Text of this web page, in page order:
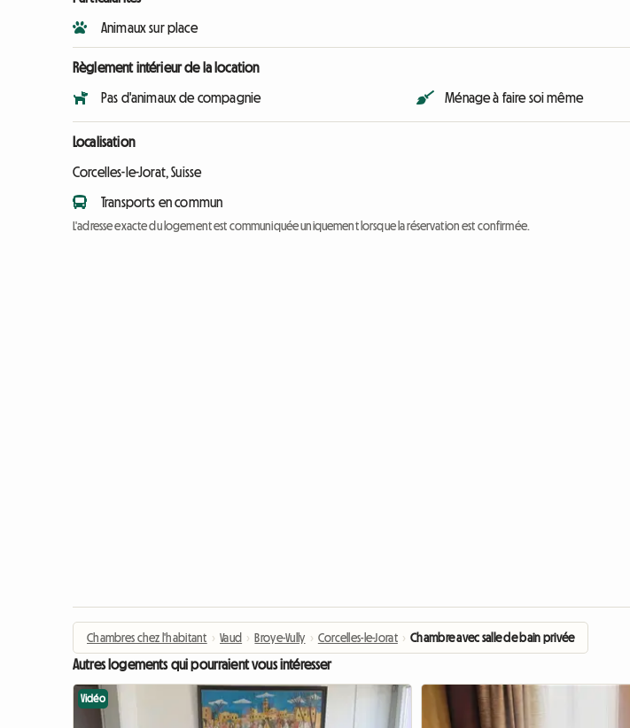
Animaux sur place
Règlement intérieur de la location
Pas d'animaux de compagnie Ménage à faire soi même
Localisation
Corcelles-le-Jorat, Suisse
Transports en commun
L'adresse exacte du logement est communiquée uniquement lorsque la réservation est confirmée.
Chambres chez l'habitant › Vaud › Broye-Vully › Corcelles-le-Jorat › Chambre avec salle de bain privée
Autres logements qui pourraient vous intéresser
Vidéo